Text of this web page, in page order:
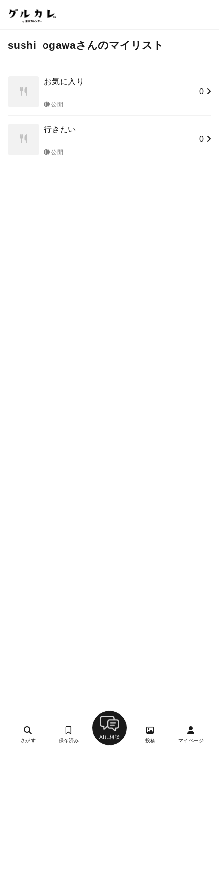
sushi_ogawaさんのマイリスト
お気に入り
公開
0
行きたい
公開
0
さがす 保存済み
AIに相談
投稿 マイページ